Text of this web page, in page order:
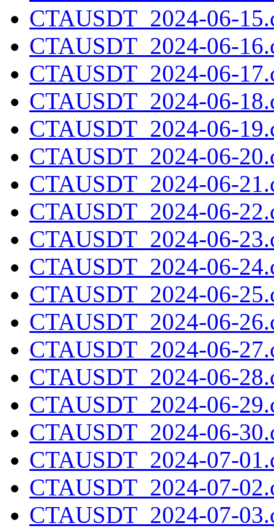
CTAUSDT_2024-06-
CTAUSDT_2024-06-
CTAUSDT_2024-06-
CTAUSDT_2024-06-
CTAUSDT_2024-06-
CTAUSDT_2024-06-
CTAUSDT_2024-06-
CTAUSDT_2024-06-
CTAUSDT_2024-06-
CTAUSDT_2024-06-
CTAUSDT_2024-06-
CTAUSDT_2024-06-
CTAUSDT_2024-06-
CTAUSDT_2024-06-
CTAUSDT_2024-06-
CTAUSDT_2024-06-
CTAUSDT_2024-07-
CTAUSDT_2024-07-
CTAUSDT_2024-07-